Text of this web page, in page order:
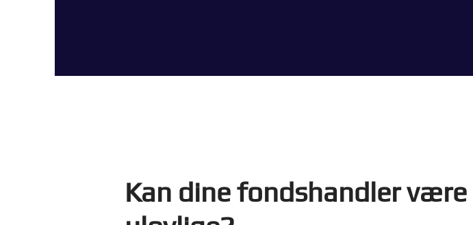
Kan dine fondshandler være